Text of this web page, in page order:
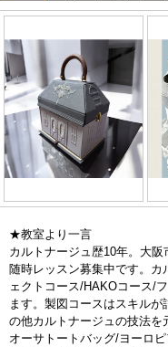
★教室より一言
カルトナージュ歴10年。大
随時レッスン募集中です。カ
ェクトコース/HAKOコース/
ます。製図コースはスキルが
の他カルトナージュの技法を
オーサトートバッグ/ヨーロ